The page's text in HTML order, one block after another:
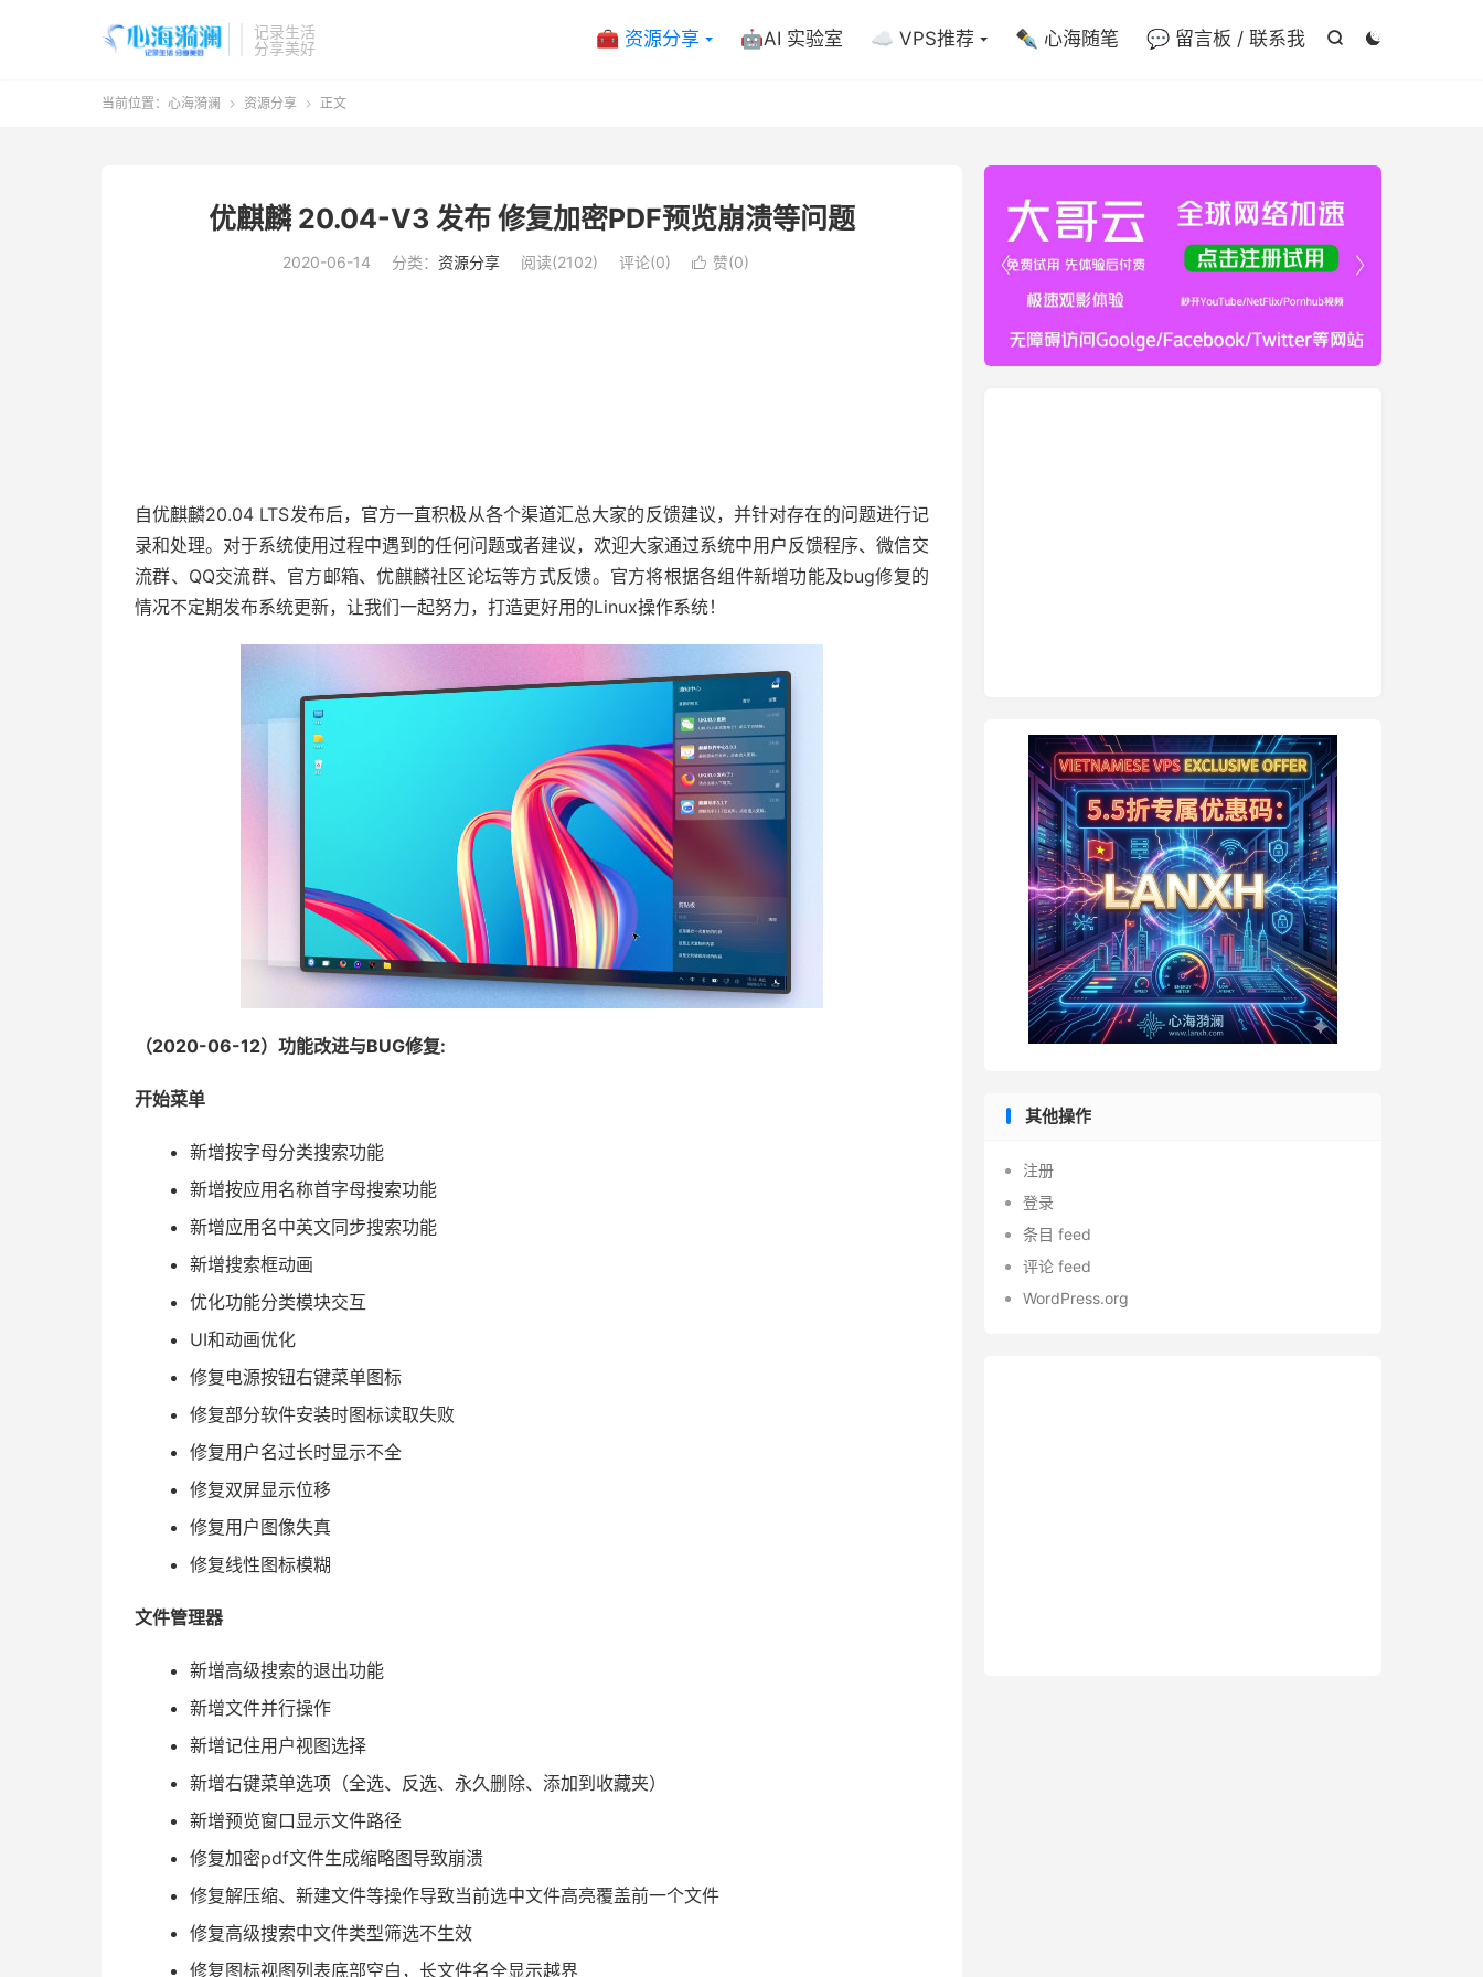
记录生活
分享美好


🧰 资源分享 🤖AI 实验室 ☁️ VPS推荐 ✒️ 心海随笔 💬 留言板 / 联系我
当前位置： 心海漪澜  资源分享  正文
优麒麟 20.04-V3 发布 修复加密PDF预览崩溃等问题
2020-06-14 分类： 资源分享 阅读(2102) 评论(0)  赞(0)
自优麒麟20.04 LTS发布后，官方一直积极从各个渠道汇总大家的反馈建议，并针对存在的问题进行记
录和处理。对于系统使用过程中遇到的任何问题或者建议，欢迎大家通过系统中用户反馈程序、微信交
流群、QQ交流群、官方邮箱、优麒麟社区论坛等方式反馈。官方将根据各组件新增功能及bug修复的
情况不定期发布系统更新，让我们一起努力，打造更好用的Linux操作系统！
（2020-06-12） 功能改进与BUG修复:
开始菜单
新增按字母分类搜索功能
新增按应用名称首字母搜索功能
新增应用名中英文同步搜索功能
新增搜索框动画
优化功能分类模块交互
UI和动画优化
修复电源按钮右键菜单图标
修复部分软件安装时图标读取失败
修复用户名过长时显示不全
修复双屏显示位移
修复用户图像失真
修复线性图标模糊
文件管理器
新增高级搜索的退出功能
新增文件并行操作
新增记住用户视图选择
新增右键菜单选项（全选、反选、永久删除、添加到收藏夹）
新增预览窗口显示文件路径
修复加密pdf文件生成缩略图导致崩溃
修复解压缩、新建文件等操作导致当前选中文件高亮覆盖前一个文件
修复高级搜索中文件类型筛选不生效
修复图标视图列表底部空白，长文件名全显示越界


其他操作
注册
登录
条目 feed
评论 feed
WordPress.org